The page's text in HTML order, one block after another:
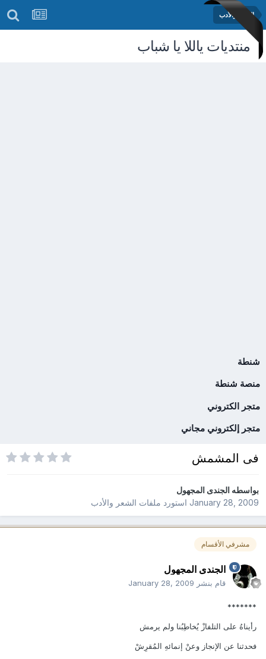
الشعر والأدب
منتديات ياللا يا شباب
شنطة
منصة شنطة
متجر الكتروني
متجر إلكتروني مجاني
فى المشمش
بواسطهالجندى المجهول
January 28, 2009استورد ملفات الشعر والأدب
مشرفي الأقسام
الجندى المجهول
قام بنشر January 28, 2009
*******
رأيناهُ على التلفازْ يُخاطِبُنا ولم يرمش
فحدثنا عن الإنجاز وعنْ إنمائهِ المُقرِشْ